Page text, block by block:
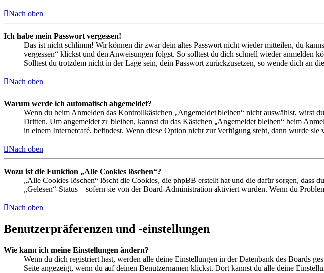
Nach oben
Ich habe mein Passwort vergessen!
Das ist nicht schlimm! Wir können dir zwar dein altes Passwort nicht wieder mitteilen, du
vergessen“ klickst und den Anweisungen folgst. So solltest du dich schnell wieder anmelden
Solltest du trotzdem nicht in der Lage sein, dein Passwort zurückzusetzen, so wende dich an
Nach oben
Warum werde ich automatisch abgemeldet?
Wenn du beim Anmelden das Kontrollkästchen „Angemeldet bleiben“ nicht auswählst, wirst
Dritten. Um angemeldet zu bleiben, kannst du das Kästchen „Angemeldet bleiben“ beim
in einem Internetcafé, befindest. Wenn diese Option nicht zur Verfügung steht, dann wurde
Nach oben
Wozu ist die Funktion „Alle Cookies löschen“?
„Alle Cookies löschen“ löscht die Cookies, die phpBB erstellt hat und die dafür sorgen, dass
„Gelesen“-Status – sofern sie von der Board-Administration aktiviert wurden. Wenn du
Nach oben
Benutzerpräferenzen und -einstellungen
Wie kann ich meine Einstellungen ändern?
Wenn du dich registriert hast, werden alle deine Einstellungen in der Datenbank des Boards
Seite angezeigt, wenn du auf deinen Benutzernamen klickst. Dort kannst du alle deine